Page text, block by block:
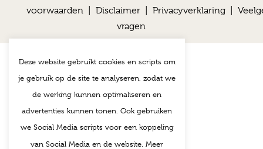
voorwaarden| Disclaimer| Privacyverklaring|
vragen
Deze website gebruikt cookies en scripts om
je gebruik op de site te analyseren, zodat we
de werking kunnen optimaliseren en
advertenties kunnen tonen. Ook gebruiken
we Social Media scripts voor een koppeling
van Social Media en de website. Meer